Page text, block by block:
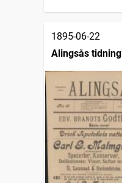
1895-06-22
Alingsås tidning